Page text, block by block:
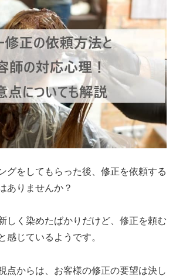
グをしてもらった後、修正を依頼する
ありませんか？
しく染めたばかりだけど、修正を頼む
感じているようです。
点からは、お客様の修正の要望は決し